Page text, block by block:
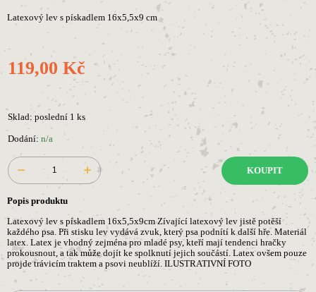
Latexový lev s pískadlem 16x5,5x9 cm
119,00 Kč
Sklad: poslední 1 ks
Dodání: n/a
KOUPIT
Popis produktu
Latexový lev s pískadlem 16x5,5x9cm Zívající latexový lev jistě potěší
každého psa. Při stisku lev vydává zvuk, který psa podnítí k další hře. Materiál
latex. Latex je vhodný zejména pro mladé psy, kteří mají tendenci hračky
prokousnout, a tak může dojít ke spolknutí jejich součástí. Latex ovšem pouze
projde trávicím traktem a psovi neublíží. ILUSTRATIVNÍ FOTO